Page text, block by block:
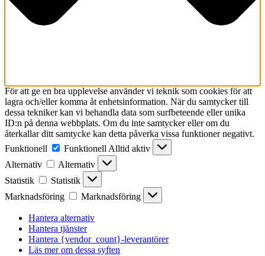
För att ge en bra upplevelse använder vi teknik som cookies för att
lagra och/eller komma åt enhetsinformation. När du samtycker till
dessa tekniker kan vi behandla data som surfbeteende eller unika
ID:n på denna webbplats. Om du inte samtycker eller om du
återkallar ditt samtycke kan detta påverka vissa funktioner negativt.
Funktionell
Funktionell Alltid aktiv
Alternativ
Alternativ
Statistik
Statistik
Marknadsföring
Marknadsföring
Hantera alternativ
Hantera tjänster
Hantera {vendor_count}-leverantörer
Läs mer om dessa syften